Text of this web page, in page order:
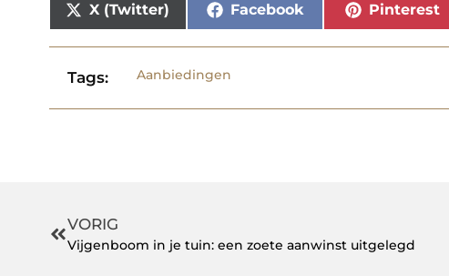
X (Twitter) Facebook Pinterest
Tags: Aanbiedingen
VORIG
Vijgenboom in je tuin: een zoete aanwinst uitgelegd